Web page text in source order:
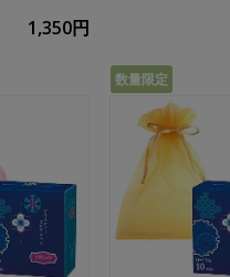
1,350円
数量限定